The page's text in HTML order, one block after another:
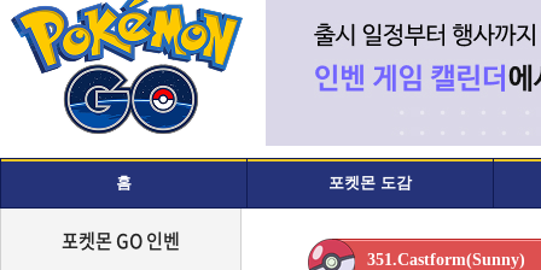
홈 포켓몬 도감
포켓몬 GO 인벤
351.Castform(Sunny)